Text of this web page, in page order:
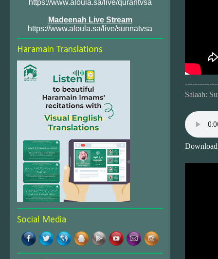
Salaah:
https://www.aloula.sa/live/qurantvsa
Madeenah Live Stream
https://www.aloula.sa/live/sunnatvsa
Haramain Translations
Social Media